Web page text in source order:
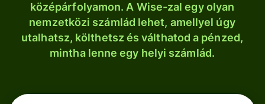
középárfolyamon. A Wise-zal egy olyan
nemzetközi számlád lehet, amellyel úgy
utalhatsz, költhetsz és válthatod a pénzed,
mintha lenne egy helyi számlád.